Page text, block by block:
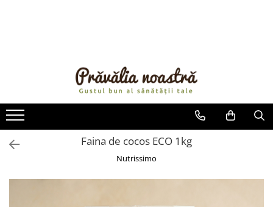
ULEIURI ȘI UNTURI
MĂSLINE
FRUCTE DESHIDRATATE
FRUCTE LA CONSERVĂ
Faina de cocos ECO 1kg
Nutrissimo